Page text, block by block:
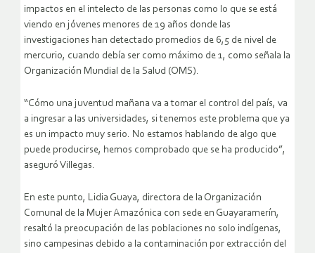
impactos en el intelecto de las personas como lo que se está
viendo en jóvenes menores de 19 años donde las
investigaciones han detectado promedios de 6,5 de nivel de
mercurio, cuando debía ser como máximo de 1, como señala la
Organización Mundial de la Salud (OMS).
“Cómo una juventud mañana va a tomar el control del país, va
a ingresar a las universidades, si tenemos este problema que ya
es un impacto muy serio. No estamos hablando de algo que
puede producirse, hemos comprobado que se ha producido”,
aseguró Villegas.
En este punto, Lidia Guaya, directora de la Organización
Comunal de la Mujer Amazónica con sede en Guayaramerín,
resaltó la preocupación de las poblaciones no solo indígenas,
sino campesinas debido a la contaminación por extracción del